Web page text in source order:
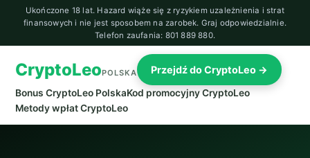
Ukończone 18 lat. Hazard wiąże się z ryzykiem uzależnienia i strat
finansowych i nie jest sposobem na zarobek. Graj odpowiedzialnie.
Telefon zaufania: 801 889 880.
CryptoLeoPOLSKA
Bonus CryptoLeo PolskaKod promocyjny CryptoLeo
Metody wpłat CryptoLeo
Przejdź do CryptoLeo →